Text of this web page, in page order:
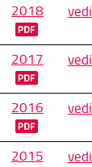
2018 vedi
2017 vedi
2016 vedi
2015 vedi